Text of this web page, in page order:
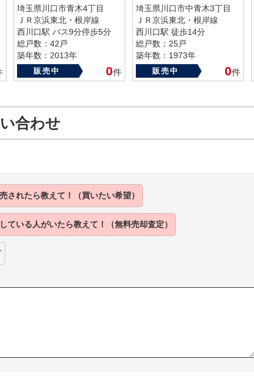
埼玉県川口市青木4丁目
ＪＲ京浜東北・根岸線
西川口駅 バス9分停歩5分
総戸数：42戸
築年数：2013年
販売中 0件
埼玉県川口市中青木3丁目
ＪＲ京浜東北・根岸線
西川口駅 徒歩14分
総戸数：25戸
築年数：1973年
販売中 0件
合わせ
されたら教えて！（買いたい希望）
ている人がいたら教えて！（無料売却査定）